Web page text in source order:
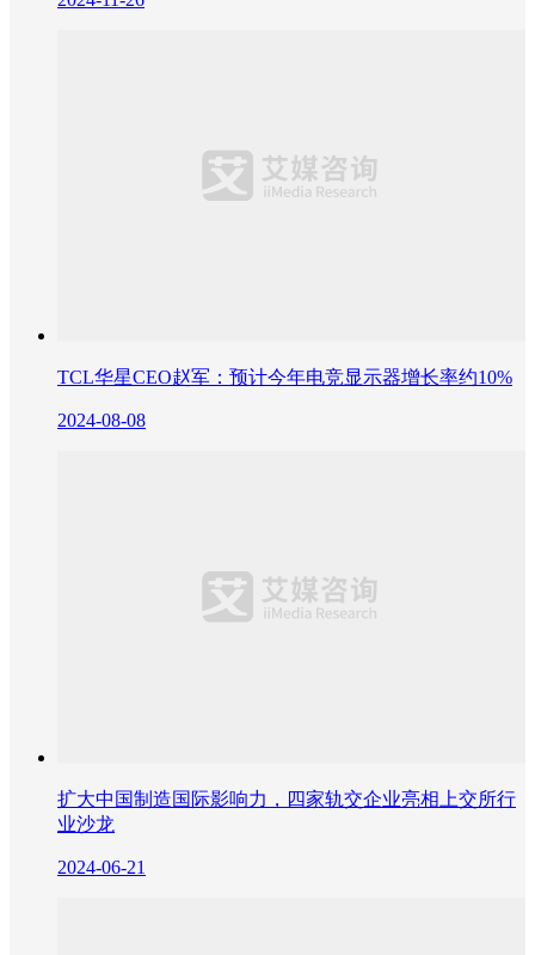
TCL华星CEO赵军：预计今年电竞显示器增长率约10%
2024-08-08
扩大中国制造国际影响力，四家轨交企业亮相上交所行
业沙龙
2024-06-21